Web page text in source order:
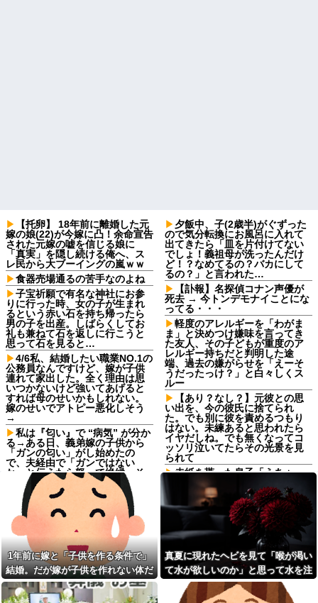
【托卵】 18年前に離婚した元
嫁の娘(22)が今嫁に凸！余命宣告
された元嫁の嘘を信じる娘に
「真実」を隠し続ける俺へ、ス
レ民から大ブーイングの嵐ｗｗ
食器売場通るの苦手なのよね
子宝祈願で有名な神社にお参
りに行った時、女の子が生まれ
るという赤い石を持ち帰ったら
男の子を出産。しばらくしてお
礼も兼ねて石を返しに行こうと
思って石を見ると…
4/6私、結婚したい職業NO.1の
公務員なんですけど、嫁が子供
連れて家出した。全く理由は思
いつかないけど強いてあげると
すれば母のせいかもしれない。
嫁のせいでアトピー悪化しそう
→
私は『匂い』で “病気” が分か
る→ある日、義弟嫁の子供から
「ガンの匂い」がし始めたの
で、夫経由で「ガンではない
か」と伝えたら怒って絶縁、そ
の結果・・・
俺「お前ら親指の指紋を見て
みろｗ」スレ民「何があるん
だ？」→見た瞬間、思わず笑っ
てしまう人が続出して…
どうせ産むなら早いほうがい
いのに、彼氏が「お金がない今
は産めない」と言う。じゃあい
くら貯めたら出産に踏み切れる
の？と聞いたら...
父のお墓のある寺は2代目の住
夕飯中、子(2歳半)がぐずった
ので気分転換にお風呂に入れて
出てきたら「皿を片付けてない
でしょ！義祖母が洗ったんだけ
ど！？なめてるの？バカにして
るの？」と言われた…
【訃報】名探偵コナン声優が
死去 → 今トンデモナイことにな
ってる・・・
軽度のアレルギーを「わがま
ま」と決めつけ嫌味を言ってき
た友人、その子どもが重度のア
レルギー持ちだと判明した途
端、過去の嫌がらせを「えーそ
うだったっけ？」と白々しくス
ルー
【あり？なし？】元彼との思
い出を、今の彼氏に捨てられ
た。でも別に彼を責めるつもり
はない。未練あると思われたら
イヤだしね。でも無くなってコ
ッソリ泣いてたらその光景を見
られて
赤紙を貰った息子「うあぁ…
やっぱり怖えぇ」母親「あんた
ぁ…」←こういう時代があった
という事実
赤紙を貰った息子「うあぁ…
やっぱり怖えぇ」母親「あんた
ぁ…」←こういう時代があった
ガ〇ジ「ティッシュ43回折っ
たら月に届く」ワイ「バカ届く
訳ねーやろ！ｗやってみたろ！
ｗ」
1年前に嫁と「子供を作る条件で」
結婚。だが嫁が子供を作れない体だ
と知ったので離婚へ。
真夏に現れたヘビを見て「喉が渇い
て水が欲しいのか」と思って水を注
いだ。ヘビは夢中で飲んで姿を消
し…